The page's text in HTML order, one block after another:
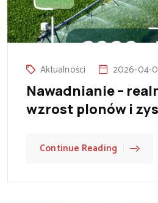
Aktualności 2026-04-
Nawadnianie –
wzrost plonów i
Continue Reading